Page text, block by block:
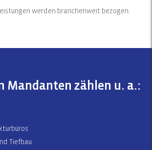
werden branchenweit bezogen.
Mandanten zählen u. a.:
Tiefbau